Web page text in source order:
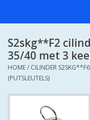
SKG**
S2 CILINDER SLOTEN IN
GEWONE GENUMMERDE
SLEUTELS SKG**
S2skg**F2
35/40 met 3
HOME/ CILINDER
(PUTSLEUTELS)